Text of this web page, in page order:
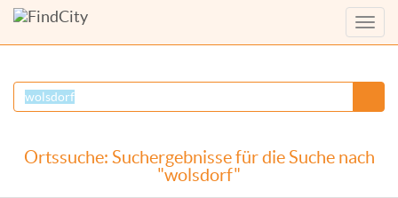
Menü
Ortssuche: Suchergebnisse für die Suche nach
"wolsdorf"